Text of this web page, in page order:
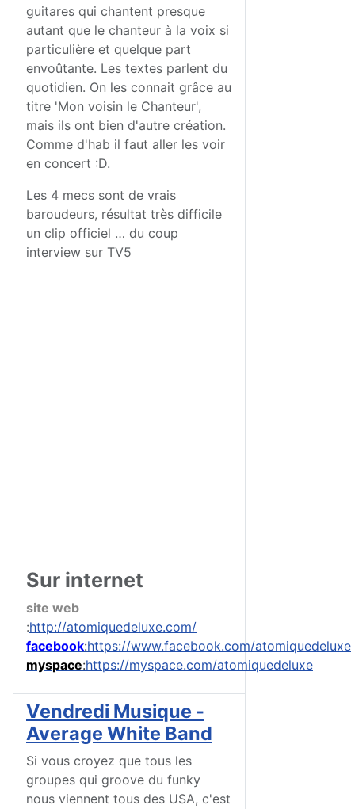
guitares qui chantent presque
autant que le chanteur à la voix si
particulière et quelque part
envoûtante. Les textes parlent du
quotidien. On les connait grâce au
titre 'Mon voisin le Chanteur',
mais ils ont bien d'autre création.
Comme d'hab il faut aller les voir
en concert :D.
Les 4 mecs sont de vrais
baroudeurs, résultat très difficile
un clip officiel … du coup
interview sur TV5
Sur internet
site web
:http://atomiquedeluxe.com/
facebook:https://www.facebook.com/atomiquedeluxe
myspace:https://myspace.com/atomiquedeluxe
Vendredi Musique -
Average White Band
Si vous croyez que tous les
groupes qui groove du funky
nous viennent tous des USA, c'est